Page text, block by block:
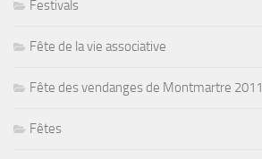
Festivals
Fête de la vie associative
Fête des vendanges de Montmartre 2011
Fêtes